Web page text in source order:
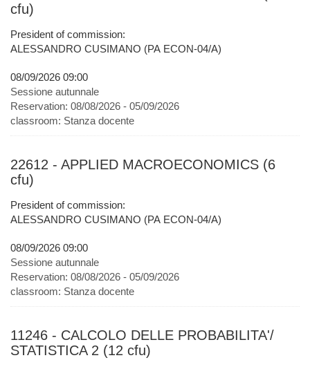
cfu)
President of commission:
ALESSANDRO CUSIMANO (PA ECON-04/A)
08/09/2026 09:00
Sessione autunnale
Reservation: 08/08/2026 - 05/09/2026
classroom: Stanza docente
22612 - APPLIED MACROECONOMICS (6
cfu)
President of commission:
ALESSANDRO CUSIMANO (PA ECON-04/A)
08/09/2026 09:00
Sessione autunnale
Reservation: 08/08/2026 - 05/09/2026
classroom: Stanza docente
11246 - CALCOLO DELLE PROBABILITA'/
STATISTICA 2 (12 cfu)